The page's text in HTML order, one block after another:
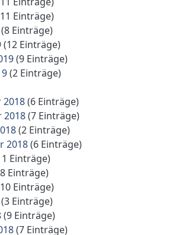
Einträge)
(8 Einträge)
(12 Einträge)
(9 Einträge)
(2 Einträge)
2018(6 Einträge)
2018(7 Einträge)
(2 Einträge)
2018(6 Einträge)
Einträge)
Einträge)
Einträge)
(3 Einträge)
(9 Einträge)
(7 Einträge)